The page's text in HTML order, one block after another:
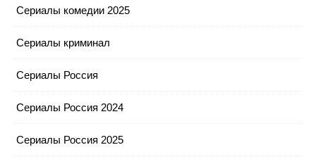
Сериалы комедии 2025
Сериалы криминал
Сериалы Россия
Сериалы Россия 2024
Сериалы Россия 2025